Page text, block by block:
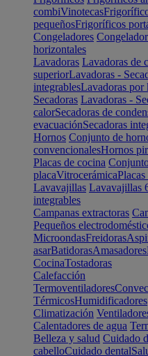
combiVinotecas
pequeñosFrigoríficos
Congeladores
horizontales
Lavadoras Lavadoras de
superiorLavadoras -
integrablesLavadoras por
Secadoras Lavadoras -
calorSecadoras de
evacuaciónSecadoras
Hornos Conjunto de
convencionalesHornos
Placas de cocina
placaVitrocerámica
Lavavajillas Lavavajillas
integrables
Campanas extractoras
Pequeños
MicroondasFreidoras
asarBatidorasAmasadores
CocinaTostadoras
Calefacción
Termoventiladores
TérmicosHumidificadores
Climatización
Calentadores de agua
Belleza y salud Cuidado
cabelloCuidado dental